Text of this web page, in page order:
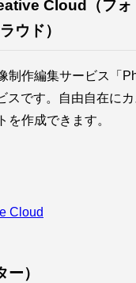
Cloud（フォ
ウド）
制作編集サービス「
スです。自由自在にカ
を作成できます。
Cloud
）